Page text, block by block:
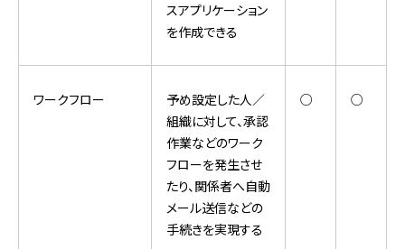
スアプリケーション
を作成できる
ワークフロー
予め設定した人／
組織に対して、承認
作業などのワーク
フローを発生させ
たり、関係者へ自動
メール送信などの
手続きを実現する
○ ○